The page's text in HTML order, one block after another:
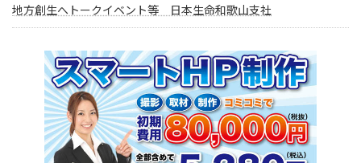
地方創生へトークイベント等 日本生命和歌山支社